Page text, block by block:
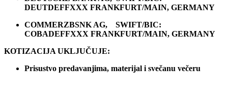
DEUTDEFFXXX FRANKFURT/MAIN, GERMANY
COMMERZBSNK AG, SWIFT/BIC:
COBADEFFXXX FRANKFURT/MAIN, GERMANY
KOTIZACIJA UKLJUČUJE:
Prisustvo predavanjima, materijal i svečanu večeru